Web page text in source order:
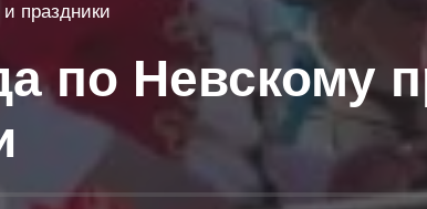
праздники
по Невскому